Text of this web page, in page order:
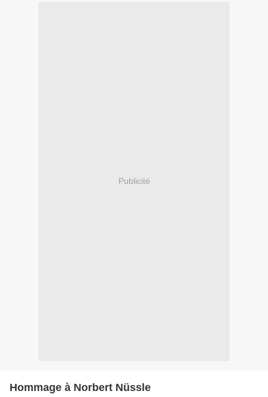
Publicité
Hommage à Norbert Nüssle